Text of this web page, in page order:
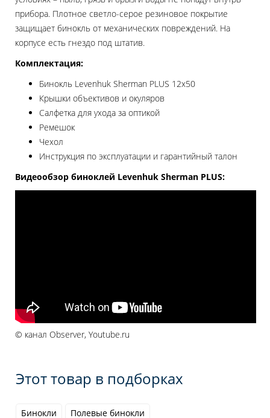
прибора. Плотное светло-серое резиновое покрытие
защищает бинокль от механических повреждений. На
корпусе есть гнездо под штатив.
Комплектация:
Бинокль Levenhuk Sherman PLUS 12x50
Крышки объективов и окуляров
Салфетка для ухода за оптикой
Ремешок
Чехол
Инструкция по эксплуатации и гарантийный талон
Видеообзор биноклей Levenhuk Sherman PLUS:
© канал Observer, Youtube.ru
Этот товар в подборках
Бинокли
Полевые бинокли